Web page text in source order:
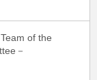
of the
－